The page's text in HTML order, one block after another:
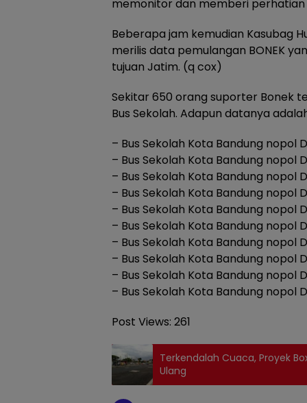
memonitor dan memberi perhatian
Beberapa jam kemudian Kasubag
merilis data pemulangan BONEK
tujuan Jatim. (q cox)
Sekitar 650 orang suporter Bonek
Bus Sekolah. Adapun datanya
– Bus Sekolah Kota Bandung nopol
– Bus Sekolah Kota Bandung nopol
– Bus Sekolah Kota Bandung nopol
– Bus Sekolah Kota Bandung nopol
– Bus Sekolah Kota Bandung nopol
– Bus Sekolah Kota Bandung nopol
– Bus Sekolah Kota Bandung nopol
– Bus Sekolah Kota Bandung nopol
– Bus Sekolah Kota Bandung nopol
– Bus Sekolah Kota Bandung nopol
Post Views: 261
Terkendalah Cuaca, Proyek
Ulang